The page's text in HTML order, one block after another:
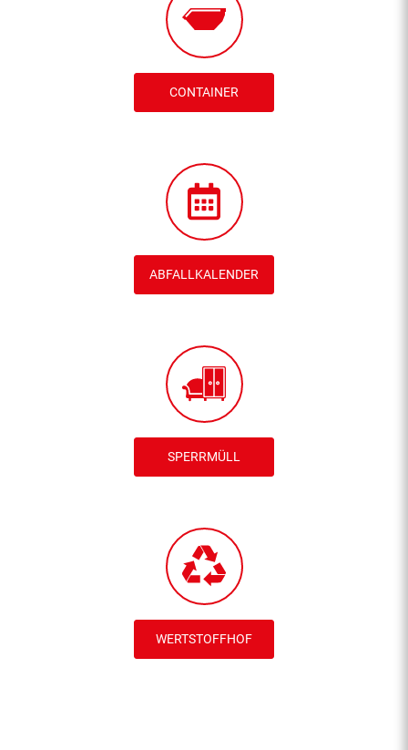
CONTAINER
ABFALLKALENDER
SPERRMÜLL
WERTSTOFFHOF